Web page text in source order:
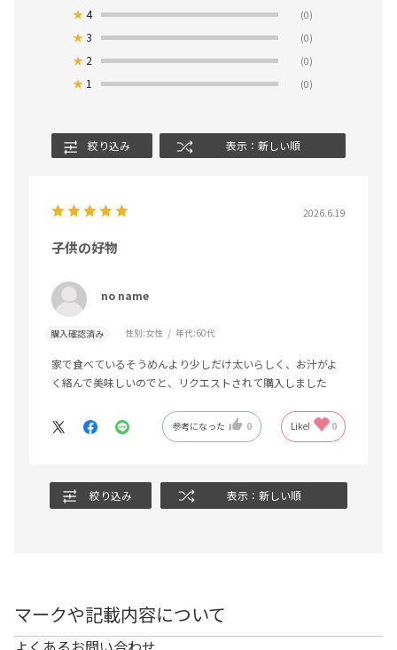
★4 (0)
★3 (0)
★ 2 (0)
★ 1 (0)
絞り込み 表示：新しい順
2026.6.19
子供の好物
no name
購入確認済み 性別:女性 年代:60代
家で食べているそうめんより少しだけ太いらしく、お汁がよ
く絡んで美味しいのでと、リクエストされて購入しました
参考になった 0 Like! 0
絞り込み 表示：新しい順
マークや記載内容について